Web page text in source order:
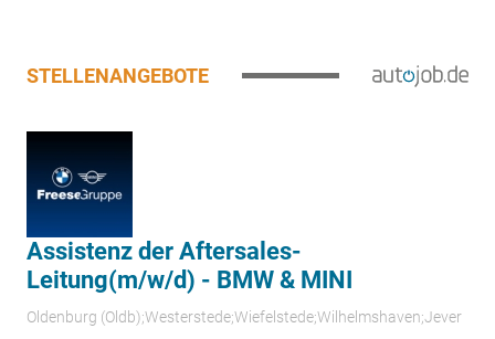
STELLENANGEBOTE
Assistenz der Aftersales-
Leitung(m/w/d) - BMW & MINI
Oldenburg (Oldb);Westerstede;Wiefelstede;Wilhelmshaven;Jever